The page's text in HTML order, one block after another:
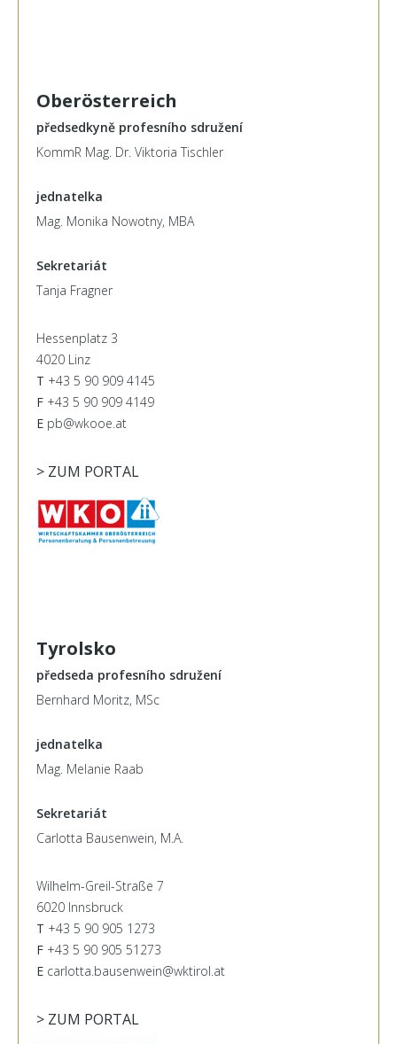
Oberösterreich
předsedkyně profesního sdružení
KommR Mag. Dr. Viktoria Tischler
jednatelka
Mag. Monika Nowotny, MBA
Sekretariát
Tanja Fragner
Hessenplatz 3
4020 Linz
T +43 5 90 909 4145
F +43 5 90 909 4149
E pb@wkooe.at
> ZUM PORTAL
Tyrolsko
předseda profesního sdružení
Bernhard Moritz, MSc
jednatelka
Mag. Melanie Raab
Sekretariát
Carlotta Bausenwein, M.A.
Wilhelm-Greil-Straße 7
6020 Innsbruck
T +43 5 90 905 1273
F +43 5 90 905 51273
E carlotta.bausenwein@wktirol.at
> ZUM PORTAL